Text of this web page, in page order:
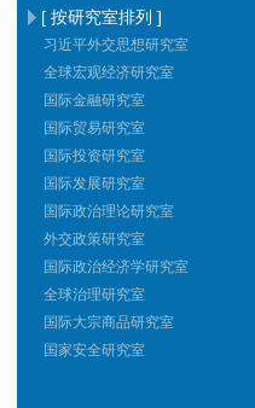
[ 按研究室排列 ]
习近平外交思想研究室
全球宏观经济研究室
国际金融研究室
国际贸易研究室
国际投资研究室
国际发展研究室
国际政治理论研究室
外交政策研究室
国际政治经济学研究室
全球治理研究室
国际大宗商品研究室
国家安全研究室